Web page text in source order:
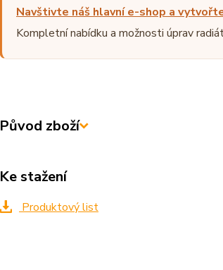
Navštivte náš hlavní e-shop a
Kompletní nabídku a možnosti úprav
Původ zboží
Ke stažení
Produktový list